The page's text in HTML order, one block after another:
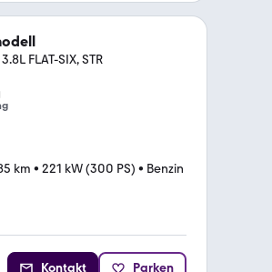
FLAT-SIX, STR
km • 221 kW (300 PS) • Benzin
Kontakt Parken